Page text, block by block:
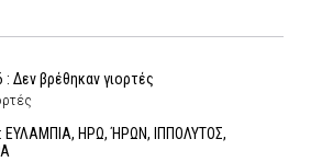
Δεν βρέθηκαν γιορτές
ΕΥΛΑΜΠΙΑ, ΗΡΩ, ΉΡΩΝ, ΙΠΠΟΛΥΤΟΣ,